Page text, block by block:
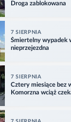
Droga zablokowana
7 SIERPNIA
Śmiertelny wypadek
nieprzejezdna
7 SIERPNIA
Cztery miesiące bez
Komorzna wciąż